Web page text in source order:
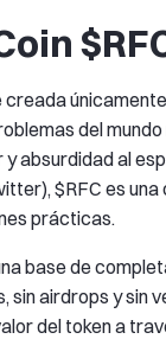
creada
del
absurdidad al
$RFC es
prácticas.
base de
airdrops y sin
del token a